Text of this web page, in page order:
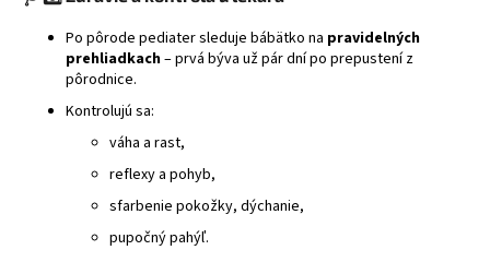
Po pôrode pediater sleduje bábätko na pravidelných
prehliadkach– prvá býva už pár dní po prepustení z
pôrodnice.
Kontrolujú sa:
váha a rast,
reflexy a pohyb,
sfarbenie pokožky, dýchanie,
pupočný pahýľ.